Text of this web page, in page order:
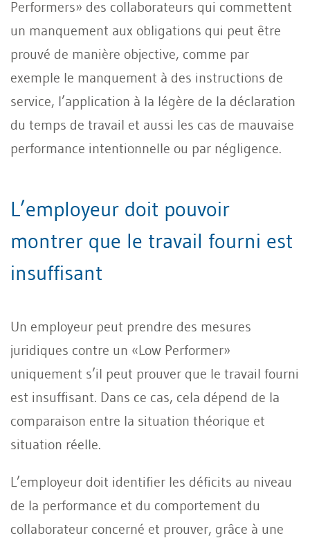
Performers» des collaborateurs qui commettent
un manquement aux obligations qui peut être
prouvé de manière objective, comme par
exemple le manquement à des instructions de
service, l’application à la légère de la déclaration
du temps de travail et aussi les cas de mauvaise
performance intentionnelle ou par négligence.
L’employeur doit pouvoir
montrer que le travail fourni est
insuffisant
Un employeur peut prendre des mesures
juridiques contre un «Low Performer»
uniquement s’il peut prouver que le travail fourni
est insuffisant. Dans ce cas, cela dépend de la
comparaison entre la situation théorique et
situation réelle.
L’employeur doit identifier les déficits au niveau
de la performance et du comportement du
collaborateur concerné et prouver, grâce à une